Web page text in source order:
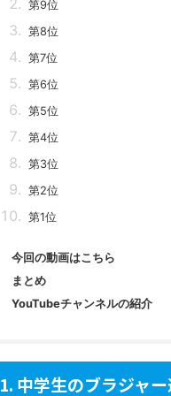
第9位
第8位
第7位
第6位
第5位
第4位
第3位
第2位
第1位
今回の動画はこちら
まとめ
YouTubeチャンネルの紹介
1. 中学生のブラジャ